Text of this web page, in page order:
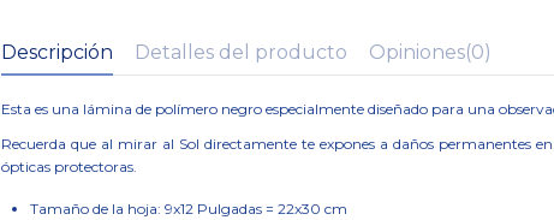
Descripción Detalles del producto Opiniones(0)
Esta es una lámina de polímero negro especialmente diseñado para una
Recuerda que al mirar al Sol directamente te expones a daños permanentes
ópticas protectoras.
Tamaño de la hoja: 9x12 Pulgadas = 22x30 cm